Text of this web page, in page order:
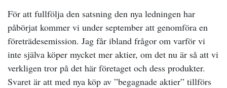
För att fullfölja den satsning den nya ledningen har
påbörjat kommer vi under september att genomföra en
företrädesemission. Jag får ibland frågor om varför vi
inte själva köper mycket mer aktier, om det nu är så att vi
verkligen tror på det här företaget och dess produkter.
Svaret är att med nya köp av ”begagnade aktier” tillförs